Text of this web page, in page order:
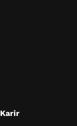
Karir